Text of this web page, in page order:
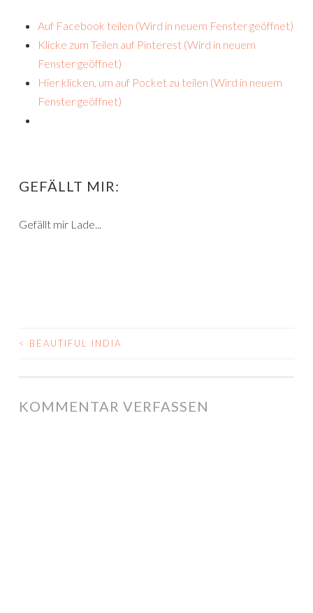
Auf Facebook teilen (Wird in neuem Fenster geöffnet)
Klicke zum Teilen auf Pinterest (Wird in neuem
Fenster geöffnet)
Hier klicken, um auf Pocket zu teilen (Wird in neuem
Fenster geöffnet)
GEFÄLLT MIR:
Gefällt mir Lade...
< BEAUTIFUL INDIA
KOMMENTAR VERFASSEN